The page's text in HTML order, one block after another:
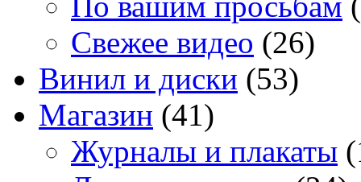
Свежее видео (26)
Винил и диски (53)
Магазин (41)
Журналы и плакаты